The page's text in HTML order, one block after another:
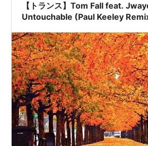
【トランス】Tom Fall feat.
Untouchable (Paul Keeley